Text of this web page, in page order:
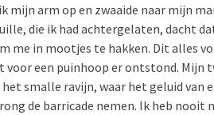
mijn arm op en zwaaide naar mijn
die ik had achtergelaten, dacht
me in mootjes te hakken. Dit alles
een puinhoop er ontstond. Mijn
smalle ravijn, waar het geluid van
de barricade nemen. Ik heb nooit